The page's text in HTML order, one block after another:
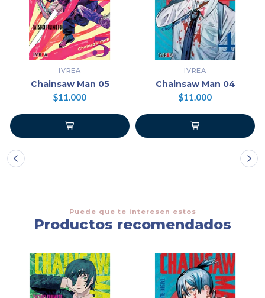
IVREA
Chainsaw Man 05
$11.000
IVREA
Chainsaw Man 04
$11.000
Puede que te interesen estos
Productos recomendados